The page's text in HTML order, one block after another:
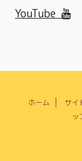
YouTube
ホーム サイ
ッ